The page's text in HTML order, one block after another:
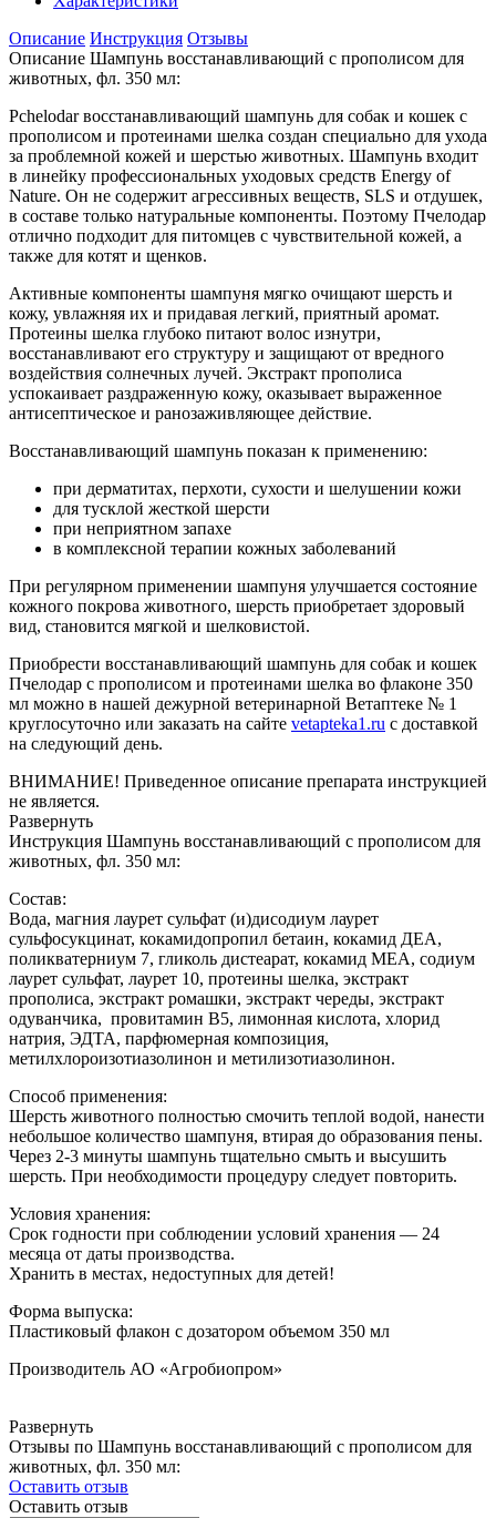
Описание Инструкция Отзывы
Описание Шампунь восстанавливающий с прополисом для
животных, фл. 350 мл:
Pchelodar восстанавливающий шампунь для собак и кошек с
прополисом и протеинами шелка создан специально для ухода
за проблемной кожей и шерстью животных. Шампунь входит
в линейку профессиональных уходовых средств Energy of
Nature. Он не содержит агрессивных веществ, SLS и отдушек,
в составе только натуральные компоненты. Поэтому Пчелодар
отлично подходит для питомцев с чувствительной кожей, а
также для котят и щенков.
Активные компоненты шампуня мягко очищают шерсть и
кожу, увлажняя их и придавая легкий, приятный аромат.
Протеины шелка глубоко питают волос изнутри,
восстанавливают его структуру и защищают от вредного
воздействия солнечных лучей. Экстракт прополиса
успокаивает раздраженную кожу, оказывает выраженное
антисептическое и ранозаживляющее действие.
Восстанавливающий шампунь показан к применению:
при дерматитах, перхоти, сухости и шелушении кожи
для тусклой жесткой шерсти
при неприятном запахе
в комплексной терапии кожных заболеваний
При регулярном применении шампуня улучшается состояние
кожного покрова животного, шерсть приобретает здоровый
вид, становится мягкой и шелковистой.
Приобрести восстанавливающий шампунь для собак и кошек
Пчелодар с прополисом и протеинами шелка во флаконе 350
мл можно в нашей дежурной ветеринарной Ветаптеке № 1
круглосуточно или заказать на сайте vetapteka1.ru с доставкой
на следующий день.
ВНИМАНИЕ! Приведенное описание препарата инструкцией
не является.
Развернуть
Инструкция Шампунь восстанавливающий с прополисом для
животных, фл. 350 мл:
Состав:
Вода, магния лаурет сульфат (и)дисодиум лаурет
сульфосукцинат, кокамидопропил бетаин, кокамид ДЕА,
поликватерниум 7, гликоль дистеарат, кокамид МЕА, содиум
лаурет сульфат, лаурет 10, протеины шелка, экстракт
прополиса, экстракт ромашки, экстракт череды, экстракт
одуванчика, провитамин В5, лимонная кислота, хлорид
натрия, ЭДТА, парфюмерная композиция,
метилхлороизотиазолинон и метилизотиазолинон.
Способ применения:
Шерсть животного полностью смочить теплой водой, нанести
небольшое количество шампуня, втирая до образования пены.
Через 2-3 минуты шампунь тщательно смыть и высушить
шерсть. При необходимости процедуру следует повторить.
Условия хранения:
Срок годности при соблюдении условий хранения — 24
месяца от даты производства.
Хранить в местах, недоступных для детей!
Форма выпуска:
Пластиковый флакон с дозатором объемом 350 мл
Производитель АО «Агробиопром»
Развернуть
Отзывы по Шампунь восстанавливающий с прополисом для
животных, фл. 350 мл:
Оставить отзыв
Оставить отзыв